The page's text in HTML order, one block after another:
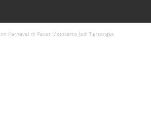
Karnaval di Pacet Mojokerto Jadi Tersangka